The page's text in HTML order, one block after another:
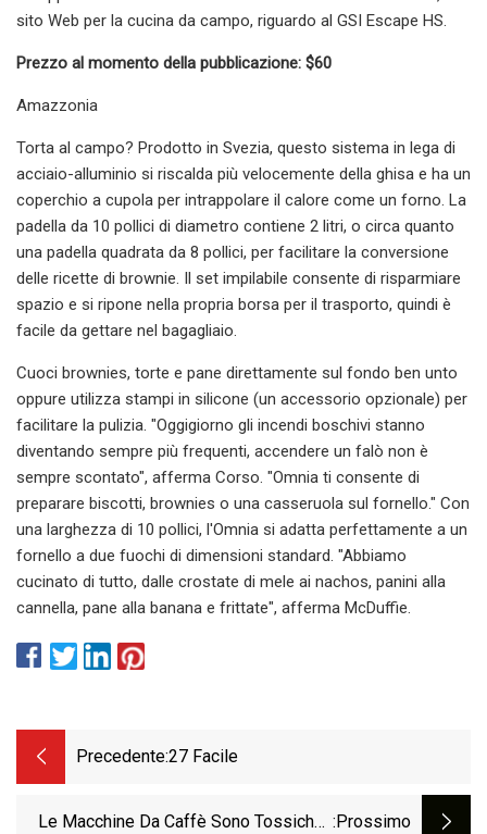
sito Web per la cucina da campo, riguardo al GSI Escape HS.
Prezzo al momento della pubblicazione: $60
Amazzonia
Torta al campo? Prodotto in Svezia, questo sistema in lega di
acciaio-alluminio si riscalda più velocemente della ghisa e ha un
coperchio a cupola per intrappolare il calore come un forno. La
padella da 10 pollici di diametro contiene 2 litri, o circa quanto
una padella quadrata da 8 pollici, per facilitare la conversione
delle ricette di brownie. Il set impilabile consente di risparmiare
spazio e si ripone nella propria borsa per il trasporto, quindi è
facile da gettare nel bagagliaio.
Cuoci brownies, torte e pane direttamente sul fondo ben unto
oppure utilizza stampi in silicone (un accessorio opzionale) per
facilitare la pulizia. "Oggigiorno gli incendi boschivi stanno
diventando sempre più frequenti, accendere un falò non è
sempre scontato", afferma Corso. "Omnia ti consente di
preparare biscotti, brownies o una casseruola sul fornello." Con
una larghezza di 10 pollici, l'Omnia si adatta perfettamente a un
fornello a due fuochi di dimensioni standard. "Abbiamo
cucinato di tutto, dalle crostate di mele ai nachos, panini alla
cannella, pane alla banana e frittate", afferma McDuffie.
Precedente:27 Facile
Le Macchine Da Caffè Sono Tossiche? :Prossimo